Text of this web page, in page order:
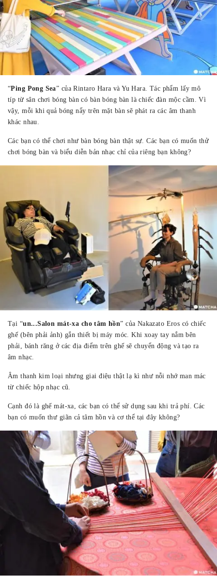
“Ping Pong Sea” của Rintaro Hara và Yu Hara. Tác phẩm lấy mô
típ từ sân chơi bóng bàn có bàn bóng bàn là chiếc đàn mộc cầm. Vì
vậy, mỗi khi quả bóng nẩy trên mặt bàn sẽ phát ra các âm thanh
khác nhau.
Các bạn có thể chơi như bàn bóng bàn thật sự. Các bạn có muốn thử
chơi bóng bàn và biểu diễn bản nhạc chỉ của riêng bạn không?
Tại “un...Salon mát-xa cho tâm hồn” của Nakazato Eros có chiếc
ghế (bên phải ảnh) gắn thiết bị máy móc. Khi xoay tay nắm bên
phải, bánh răng ở các địa điểm trên ghế sẽ chuyển động và tạo ra
âm nhạc.
Âm thanh kim loại nhưng giai điệu thật lạ kì như nỗi nhớ man mác
từ chiếc hộp nhạc cũ.
Cạnh đó là ghế mát-xa, các bạn có thể sử dụng sau khi trả phí. Các
bạn có muốn thư giãn cả tâm hồn và cơ thể tại đây không?